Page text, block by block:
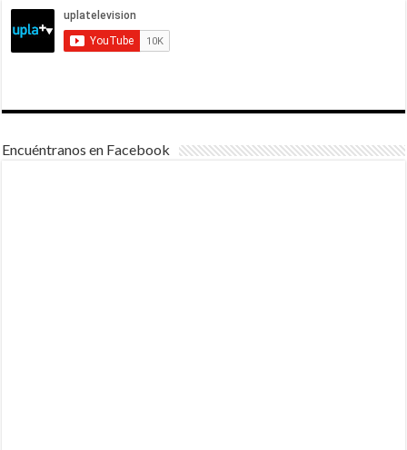
Encuéntranos en Facebook